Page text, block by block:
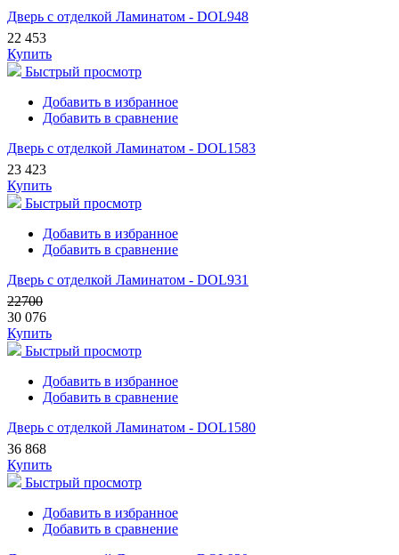
Дверь с отделкой Ламинатом - DOL948
22 453
Купить
Быстрый просмотр
Добавить в избранное
Добавить в сравнение
Дверь с отделкой Ламинатом - DOL1583
23 423
Купить
Быстрый просмотр
Добавить в избранное
Добавить в сравнение
Дверь с отделкой Ламинатом - DOL931
22700
30 076
Купить
Быстрый просмотр
Добавить в избранное
Добавить в сравнение
Дверь с отделкой Ламинатом - DOL1580
36 868
Купить
Быстрый просмотр
Добавить в избранное
Добавить в сравнение